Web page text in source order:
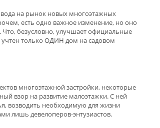
на рынок новых многоэтажных
есть одно важное изменение, но оно
Что, безусловно, улучшает официальные
учтен только ОДИН дом на садовом
многоэтажной застройки, некоторые
взор на развитие малоэтажки. С ней
возводить необходимую для жизни
лишь девелоперов-энтузиастов.